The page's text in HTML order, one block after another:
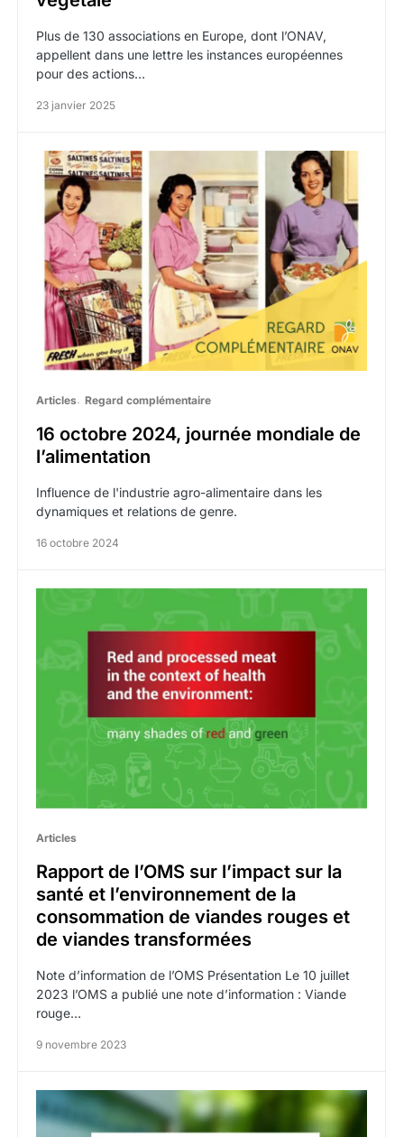
Plus de 130 associations en Europe, dont l’ONAV,
appellent dans une lettre les instances européennes
pour des actions…
23 janvier 2025
Articles Regard complémentaire
16 octobre 2024, journée mondiale de
l’alimentation
Influence de l'industrie agro-alimentaire dans les
dynamiques et relations de genre.
16 octobre 2024
Articles
Rapport de l’OMS sur l’impact sur la
santé et l’environnement de la
consommation de viandes rouges et
de viandes transformées
Note d’information de l’OMS Présentation Le 10 juillet
2023 l’OMS a publié une note d’information : Viande
rouge…
9 novembre 2023